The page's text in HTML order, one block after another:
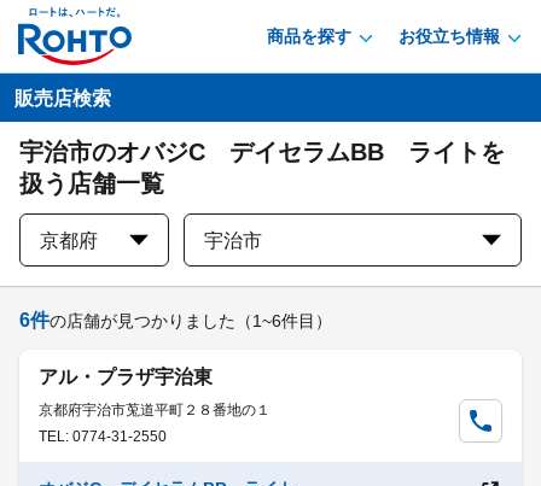
商品を探す お役立ち情報
販売店検索
宇治市のオバジC デイセラムBB ライトを
扱う店舗一覧
京都府 宇治市
6件の店舗が見つかりました （1~6件目）
アル・プラザ宇治東
京都府宇治市莵道平町２８番地の１
TEL: 0774-31-2550